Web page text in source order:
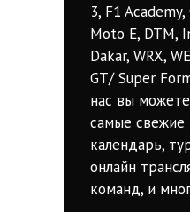
3, F1
Moto E, DTM,
Dakar, WRX,
GT/ Super
нас вы
самые свежие
календарь,
онлайн
команд, и